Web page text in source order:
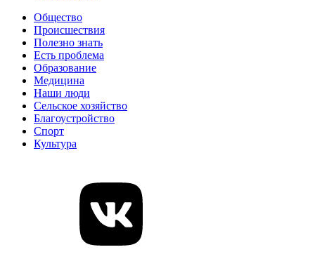
Общество
Происшествия
Полезно знать
Есть проблема
Образование
Медицина
Наши люди
Сельское хозяйство
Благоустройство
Спорт
Культура